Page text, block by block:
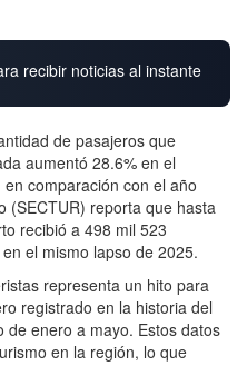
recibir noticias al instante
de pasajeros que
aumentó 28.6% en el
comparación con el año
(SECTUR) reporta que hasta
recibió a 498 mil 523
el mismo lapso de 2025.
representa un hito para
registrado en la historia del
enero a mayo. Estos datos
en la región, lo que